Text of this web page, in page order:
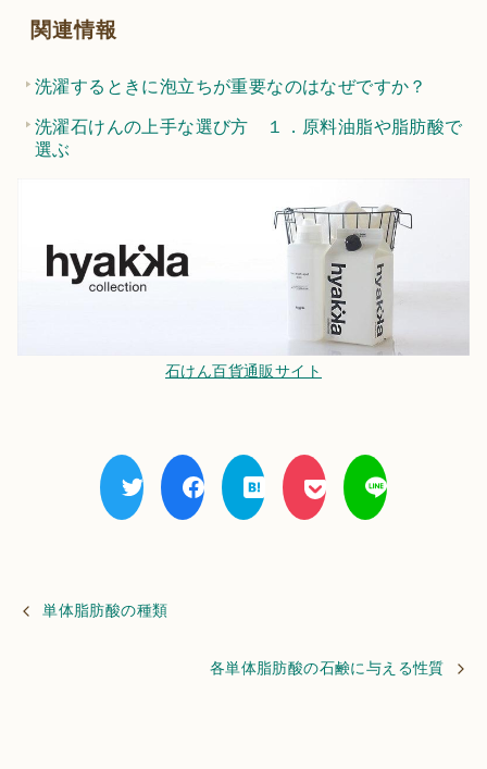
関連情報
洗濯するときに泡立ちが重要なのはなぜですか？
洗濯石けんの上手な選び方 １．原料油脂や脂肪酸で
選ぶ
石けん百貨通販サイト
単体脂肪酸の種類
各単体脂肪酸の石鹸に与える性質